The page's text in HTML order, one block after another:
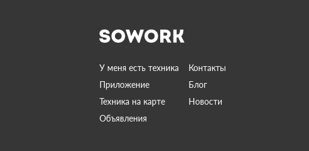
У меня есть техника
Контакты
Приложение
Блог
Техника на карте
Новости
Объявления